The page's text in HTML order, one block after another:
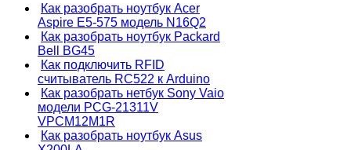
Как разобрать ноутбук Acer
Aspire E5-575 модель N16Q2
Как разобрать ноутбук Packard
Bell BG45
Как подключить RFID
считыватель RC522 к Arduino
Как разобрать нетбук Sony Vaio
модели PCG-21311V
VPCM12M1R
Как разобрать ноутбук Asus